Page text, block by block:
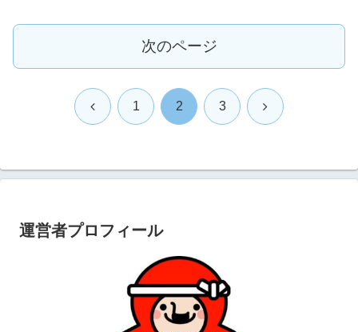
次のページ
前 1 2 3 次
運営者プロフィール